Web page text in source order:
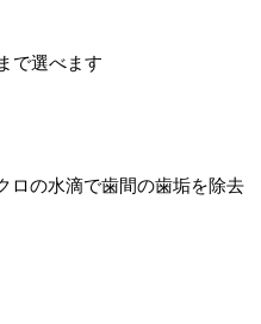
で選べます
ロの水滴で歯間の歯垢を除去